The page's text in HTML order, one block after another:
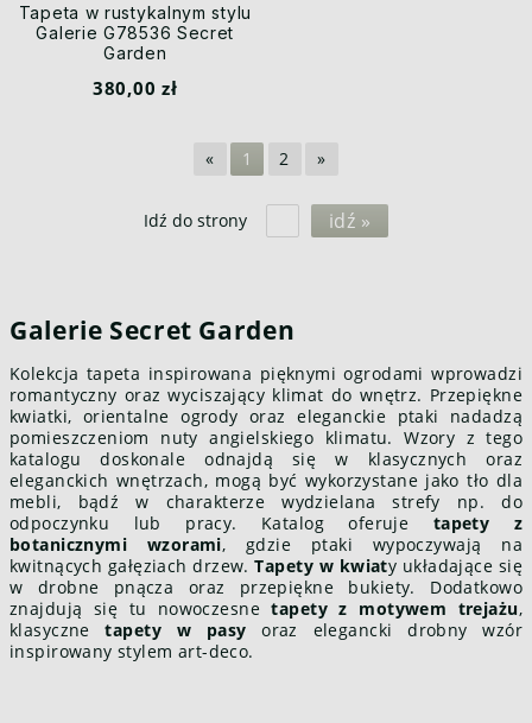
Tapeta w rustykalnym stylu
Galerie G78536 Secret
Garden
380,00 zł
« 1 2 »
Idź do strony idź »
Galerie Secret Garden
Kolekcja tapeta inspirowana pięknymi ogrodami wprowadzi
romantyczny oraz wyciszający klimat do wnętrz. Przepiękne
kwiatki, orientalne ogrody oraz eleganckie ptaki nadadzą
pomieszczeniom nuty angielskiego klimatu. Wzory z tego
katalogu doskonale odnajdą się w klasycznych oraz
eleganckich wnętrzach, mogą być wykorzystane jako tło dla
mebli, bądź w charakterze wydzielana strefy np. do
odpoczynku lub pracy. Katalog oferuje tapety z
botanicznymi wzorami, gdzie ptaki wypoczywają na
kwitnących gałęziach drzew. Tapety w kwiaty układające się
w drobne pnącza oraz przepiękne bukiety. Dodatkowo
znajdują się tu nowoczesnetapety z motywem trejażu,
klasycznetapety w pasy oraz elegancki drobny wzór
inspirowany stylem art-deco.